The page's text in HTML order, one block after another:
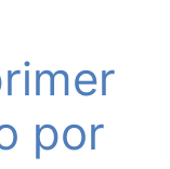
por